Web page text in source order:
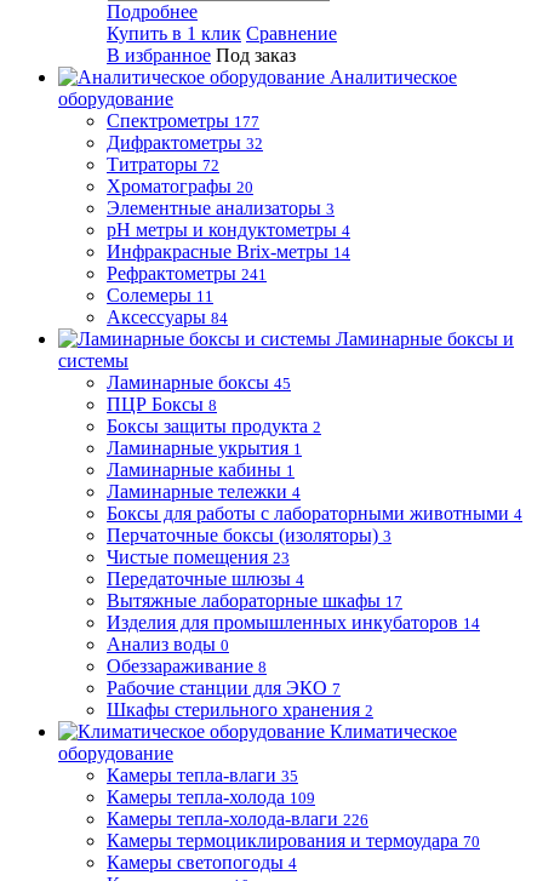
Подробнее
Купить в 1 клик Сравнение
В избранное Под заказ
Аналитическое
оборудование
Спектрометры 177
Дифрактометры 32
Титраторы 72
Хроматографы 20
Элементные анализаторы 3
pH метры и кондуктометры 4
Инфракрасные Brix-метры 14
Рефрактометры 241
Солемеры 11
Аксессуары 84
Ламинарные боксы и
системы
Ламинарные боксы 45
ПЦР Боксы 8
Боксы защиты продукта 2
Ламинарные укрытия 1
Ламинарные кабины 1
Ламинарные тележки 4
Боксы для работы с лабораторными животными 4
Перчаточные боксы (изоляторы) 3
Чистые помещения 23
Передаточные шлюзы 4
Вытяжные лабораторные шкафы 17
Изделия для промышленных инкубаторов 14
Анализ воды 0
Обеззараживание 8
Рабочие станции для ЭКО 7
Шкафы стерильного хранения 2
Климатическое
оборудование
Камеры тепла-влаги 35
Камеры тепла-холода 109
Камеры тепла-холода-влаги 226
Камеры термоциклирования и термоудара 70
Камеры светопогоды 4